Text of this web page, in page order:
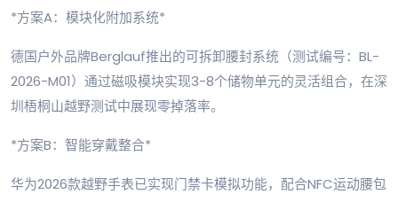
*方案A：模块化附加系统*
德国户外品牌Berglauf推出的可拆卸腰封系统（测试编号：BL-
2026-M01）通过磁吸模块实现3-8个储物单元的灵活组合，在深
圳梧桐山越野测试中展现零掉落率。
*方案B：智能穿戴整合*
华为2026款越野手表已实现门禁卡模拟功能，配合NFC运动腰包